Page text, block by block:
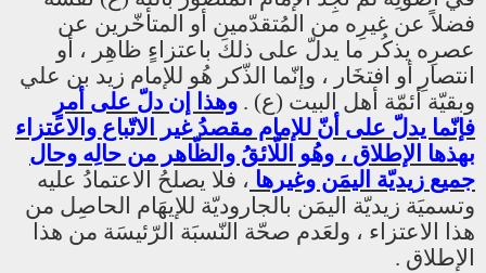
فضلاً عن غيرِه من المُتقدّمين أو المتأخّرين عن
عصرِه يذكُر ما يدلّ على ذلكَ باعتزاءٍ ظاهِر ، أو
انتصارِ أو افتخَار ، وإنّما الذّكر هُو للإمام زيد بن علي
وبقيّة أئمّة أهل البيت (ع) . وهذا إن دلّ على أمرٍ
فإنّما يدلّ على أنّ للإمام مقصدُ غير الاتّباع والاعتزاء
بهذها الإطلاق ، وهُو اللّائقُ والظّاهر من حالِه وحال
جميع زيديّة اليمَن وغيرها ، فلا يصلحُ الاعتمادُ عليه
وتسميَة زيديّة اليمَن بالجاروديّة للإيهَام الحاصِل من
هذا الاعتزاء ، ولعَدم صحّة النّسبَة الرّئيسَة من هذا
الإطلاق .